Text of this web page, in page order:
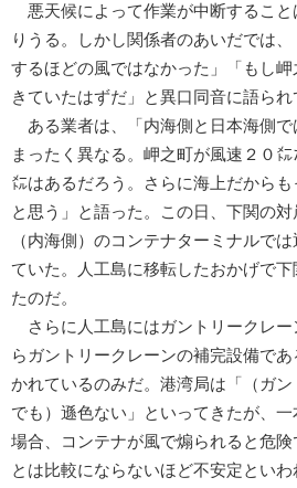
悪天候によって作業が中断すること
りうる。しかし関係者のあいだでは
するほどの風ではなかった」「もし
きていたはずだ」と異口同音に語られ
ある業者は、「内海側と日本海側で
まったく異なる。岬之町が風速２０
㍍はあるだろう。さらに海上だから
と思う」と語った。この日、下関の
（内海側）のコンテナターミナルで
ていた。人工島に移転したおかげで
たのだ。
さらに人工島にはガントリークレー
らガントリークレーンの補完設備で
かれているのみだ。港湾局は「（ガ
でも）遜色ない」といってきたが、
場合、コンテナが風で煽られると危
とは比較にならないほど不安定とい